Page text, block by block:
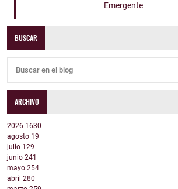
Emergente
BUSCAR
ARCHIVO
2026 1630
agosto 19
julio 129
junio 241
mayo 254
abril 280